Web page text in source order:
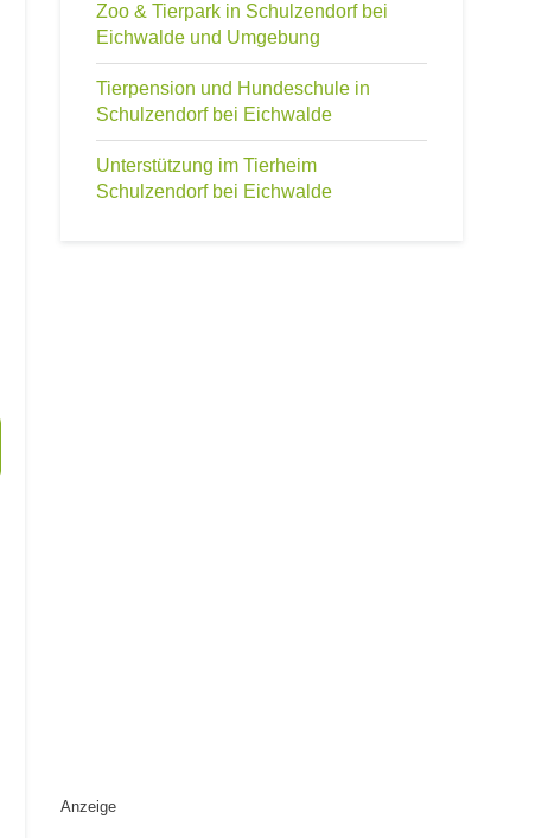
Zoo & Tierpark in Schulzendorf bei
Eichwalde und Umgebung
Tierpension und Hundeschule in
Schulzendorf bei Eichwalde
Unterstützung im Tierheim
Schulzendorf bei Eichwalde
Anzeige